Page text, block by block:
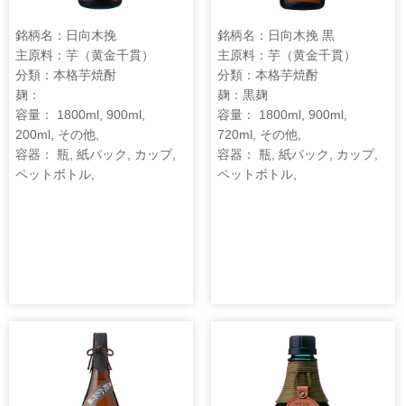
銘柄名：日向木挽
主原料：芋（黄金千貫）
分類：本格芋焼酎
麹：
容量： 1800ml, 900ml,
200ml, その他,
容器： 瓶, 紙パック, カップ,
ペットボトル,
銘柄名：日向木挽 黒
主原料：芋（黄金千貫）
分類：本格芋焼酎
麹：黒麹
容量： 1800ml, 900ml,
720ml, その他,
容器： 瓶, 紙パック, カップ,
ペットボトル,